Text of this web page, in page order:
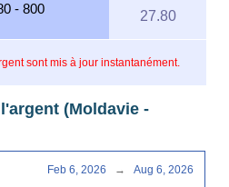
sont mis à jour instantanément.
- 800
27.80
(Moldavie -
Feb 6, 2026 → Aug 6, 2026